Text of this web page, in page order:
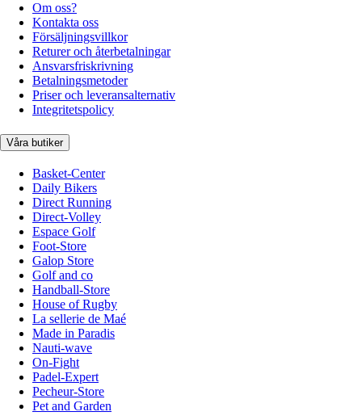
Om oss?
Kontakta oss
Försäljningsvillkor
Returer och återbetalningar
Ansvarsfriskrivning
Betalningsmetoder
Priser och leveransalternativ
Integritetspolicy
Våra butiker
Basket-Center
Daily Bikers
Direct Running
Direct-Volley
Espace Golf
Foot-Store
Galop Store
Golf and co
Handball-Store
House of Rugby
La sellerie de Maé
Made in Paradis
Nauti-wave
On-Fight
Padel-Expert
Pecheur-Store
Pet and Garden